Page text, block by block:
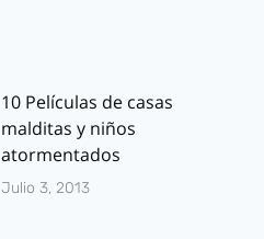
10 Películas de casas
malditas y niños
atormentados
Julio 3, 2013